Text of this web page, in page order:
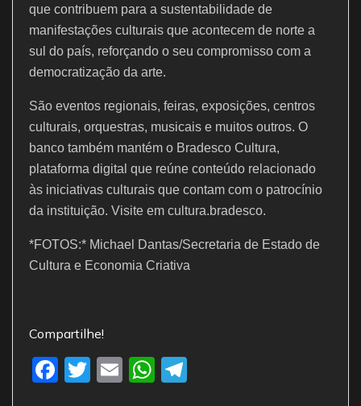
que contribuem para a sustentabilidade de
manifestações culturais que acontecem de norte a
sul do país, reforçando o seu compromisso com a
democratização da arte.
São eventos regionais, feiras, exposições, centros
culturais, orquestras, musicais e muitos outros. O
banco também mantém o Bradesco Cultura,
plataforma digital que reúne conteúdo relacionado
às iniciativas culturais que contam com o patrocínio
da instituição. Visite em cultura.bradesco.
*FOTOS:* Michael Dantas/Secretaria de Estado de
Cultura e Economia Criativa
Compartilhe!
F
T
E
W